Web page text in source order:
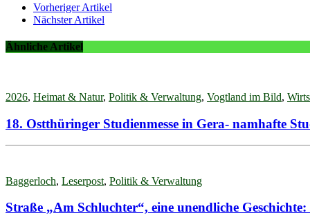
Vorheriger Artikel
Nächster Artikel
Ähnliche Artikel
2026, Heimat & Natur, Politik & Verwaltung, Vogtland im Bild,
18. Ostthüringer Studienmesse in Gera- namhafte
Baggerloch, Leserpost, Politik & Verwaltung
Straße „Am Schluchter“, eine unendliche